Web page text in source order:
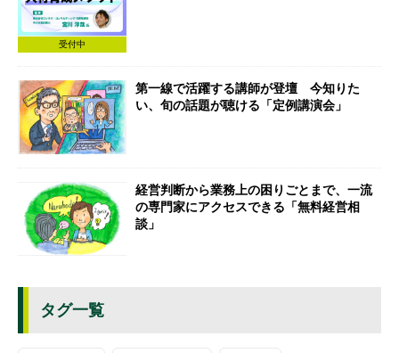
受付中
第一線で活躍する講師が登壇 今知りた
い、旬の話題が聴ける「定例講演会」
経営判断から業務上の困りごとまで、一流
の専門家にアクセスできる「無料経営相
談」
タグ一覧